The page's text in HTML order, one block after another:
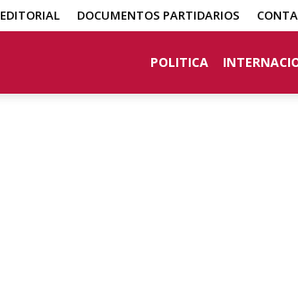
EDITORIAL DOCUMENTOS PARTIDARIOS
POLITICA